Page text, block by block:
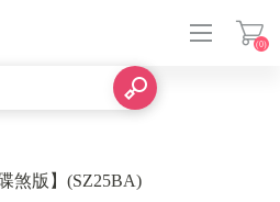
(0)
煞版】(SZ25BA)